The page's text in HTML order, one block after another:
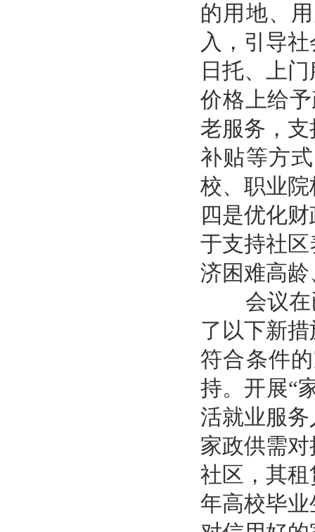
的用地、
入，引导
日托、上
价格上给
老服务，
补贴等方
校、职业
四是优化
于支持社
济困难高
会议在已
了以下新
符合条件
持。开展“
活就业服
家政供需
社区，其
年高校毕